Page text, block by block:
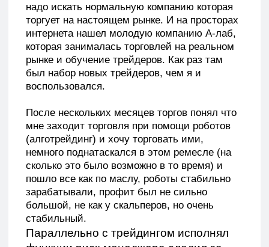
После нескольких месяцев торгов понял что
мне заходит торговля при помощи роботов
(алготрейдинг) и хочу торговать ими,
немного поднатаскался в этом ремесле (на
сколько это было возможно в то время) и
пошло все как по маслу, роботы стабильно
зарабатывали, профит был не сильно
большой, не как у скальперов, но очень
функции риск-менеджера следил за
рисками компании и вместе с командой
создавали и тестировали «Привод
Бондаря».
Пару лет роботы отлично приносили доход,
но в один прекрасный (не очень) момент все
закончилось и компания от них отказалась, я
перешел в скальпинг и ушел в свободное
плавание.
Начал торговать из дома, как через счета в
пропе так и через брокерские. Во время